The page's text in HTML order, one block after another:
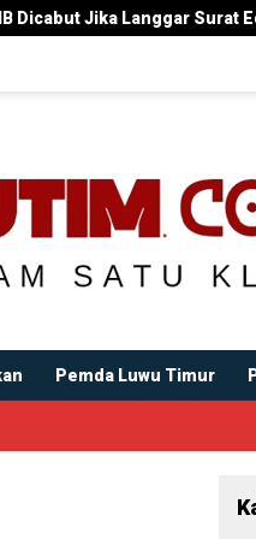
Langgar Surat Edaran Bupati
Pemda Luwu Timur